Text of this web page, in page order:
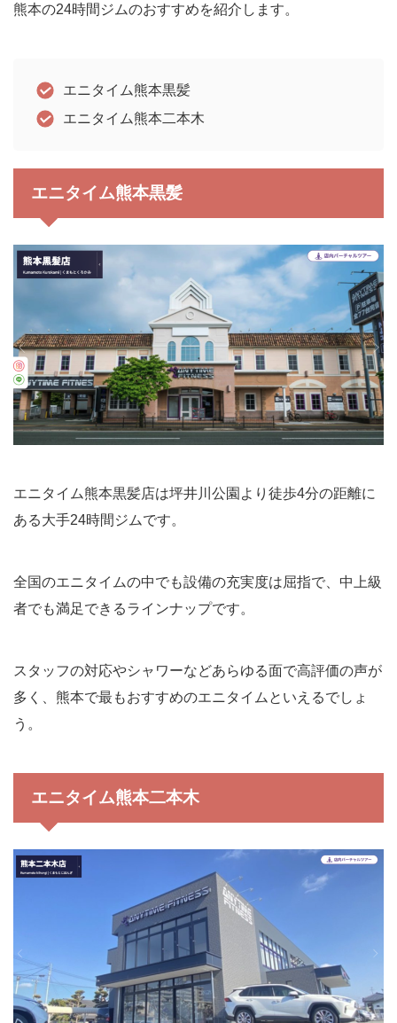
熊本の24時間ジムのおすすめを紹介します。
エニタイム熊本黒髪
エニタイム熊本二本木
エニタイム熊本黒髪
エニタイム熊本黒髪店は坪井川公園より徒歩4分の距離に
ある大手24時間ジムです。
全国のエニタイムの中でも設備の充実度は屈指で、中上級
者でも満足できるラインナップです。
スタッフの対応やシャワーなどあらゆる面で高評価の声が
多く、熊本で最もおすすめのエニタイムといえるでしょ
う。
エニタイム熊本二本木